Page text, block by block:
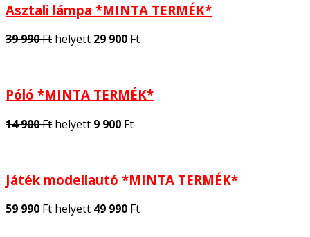
Asztali lámpa *MINTA TERMÉK*
39 990Ft helyett 29 900 Ft
Póló *MINTA TERMÉK*
14 900Ft helyett 9 900 Ft
Játék modellautó *MINTA TERMÉK*
59 990Ft helyett 49 990 Ft